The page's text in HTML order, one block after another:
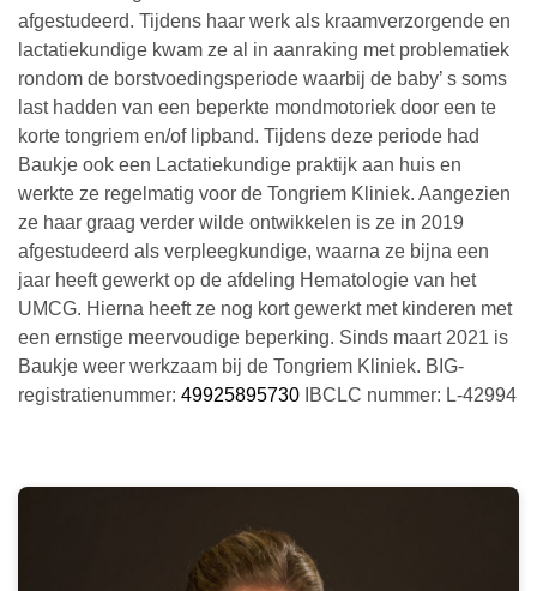
afgestudeerd. Tijdens haar werk als kraamverzorgende en
lactatiekundige kwam ze al in aanraking met problematiek
rondom de borstvoedingsperiode waarbij de baby’ s soms
last hadden van een beperkte mondmotoriek door een te
korte tongriem en/of lipband. Tijdens deze periode had
Baukje ook een Lactatiekundige praktijk aan huis en
werkte ze regelmatig voor de Tongriem Kliniek. Aangezien
ze haar graag verder wilde ontwikkelen is ze in 2019
afgestudeerd als verpleegkundige, waarna ze bijna een
jaar heeft gewerkt op de afdeling Hematologie van het
UMCG. Hierna heeft ze nog kort gewerkt met kinderen met
een ernstige meervoudige beperking. Sinds maart 2021 is
Baukje weer werkzaam bij de Tongriem Kliniek. BIG-
registratienummer: 49925895730 IBCLC nummer: L-42994